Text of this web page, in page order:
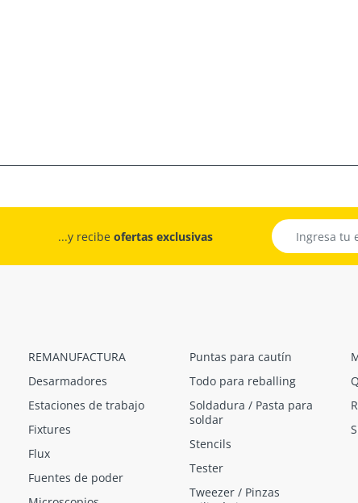
...y recibe ofertas exclusivas
REMANUFACTURA
Desarmadores
Estaciones de trabajo
Fixtures
Flux
Fuentes de poder
Puntas para cautín
Todo para reballing
Soldadura / Pasta para
soldar
Stencils
Tester
Tweezer / Pinzas